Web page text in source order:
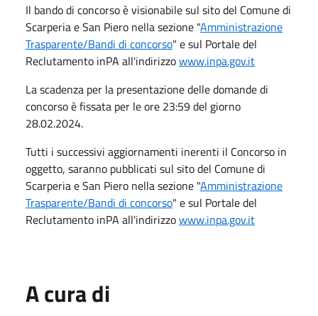
Il bando di concorso è visionabile sul sito del Comune di
Scarperia e San Piero nella sezione "Amministrazione
Trasparente/Bandi di concorso" e sul Portale del
Reclutamento inPA all'indirizzowww.inpa.gov.it
La scadenza per la presentazione delle domande di
concorso è fissata per le ore 23:59 del giorno
28.02.2024.
Tutti i successivi aggiornamenti inerenti il Concorso in
oggetto, saranno pubblicati sul sito del Comune di
Scarperia e San Piero nella sezione "Amministrazione
Trasparente/Bandi di concorso" e sul Portale del
Reclutamento inPA all'indirizzowww.inpa.gov.it
A cura di